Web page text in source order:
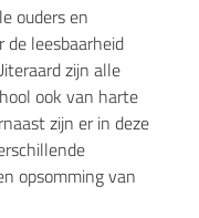
ouders en
de leesbaarheid
zijn alle
ook van harte
zijn er in deze
opsomming van